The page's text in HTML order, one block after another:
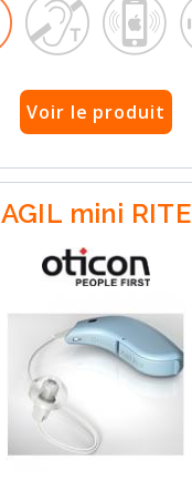
Voir le produit
AGIL mini RITE